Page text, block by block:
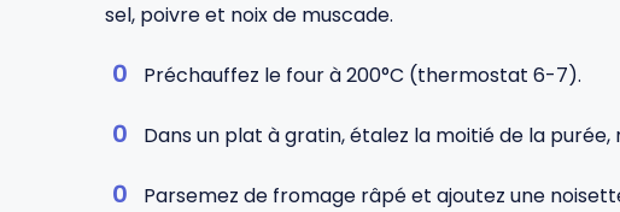
sel, poivre et noix de muscade.
Préchauffez le four à 200°C (thermostat 6-7).
Dans un plat à gratin, étalez la moitié de la
Parsemez de fromage râpé et ajoutez une